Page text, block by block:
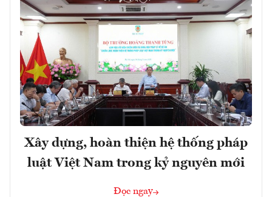
Xây dựng, hoàn thiện hệ thống pháp
luật Việt Nam trong kỷ nguyên mới
Đọc ngay